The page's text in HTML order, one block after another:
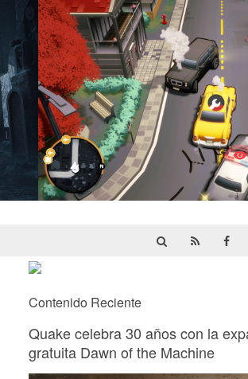
Contenido Reciente
Quake celebra 30 años con la
gratuita Dawn of the Machine